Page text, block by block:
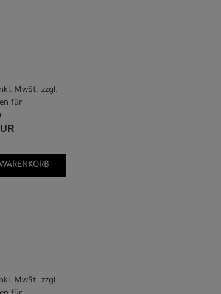
MwSt. zzgl.
für
)
MwSt. zzgl.